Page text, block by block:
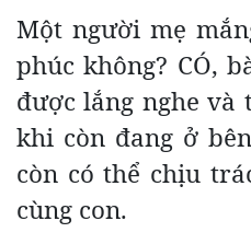
Một người mẹ
phúc không? CÓ,
được lắng nghe và
khi còn đang ở
còn có thể chịu
cùng con.